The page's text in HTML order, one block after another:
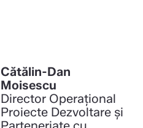
Cătălin-Dan
Moisescu
Director Operațional
Proiecte Dezvoltare și